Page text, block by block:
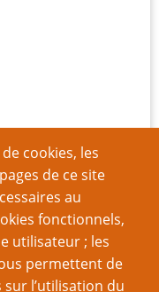
cookies, les
de ce site
au
fonctionnels,
utilisateur ; les
permettent de
l’utilisation du